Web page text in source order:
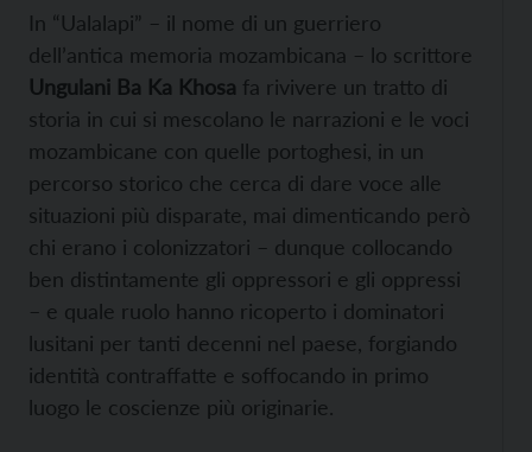
In “Ualalapi” – il nome di un guerriero
dell’antica memoria mozambicana – lo scrittore
Ungulani Ba Ka Khosa fa rivivere un tratto di
storia in cui si mescolano le narrazioni e le voci
mozambicane con quelle portoghesi, in un
percorso storico che cerca di dare voce alle
situazioni più disparate, mai dimenticando però
chi erano i colonizzatori – dunque collocando
ben distintamente gli oppressori e gli oppressi
– e quale ruolo hanno ricoperto i dominatori
lusitani per tanti decenni nel paese, forgiando
identità contraffatte e soffocando in primo
luogo le coscienze più originarie.